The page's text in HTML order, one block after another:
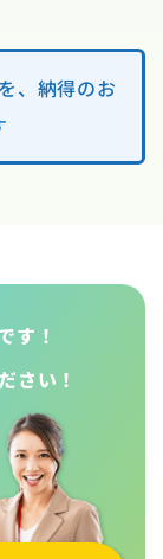
、納得のお
す！
さい！